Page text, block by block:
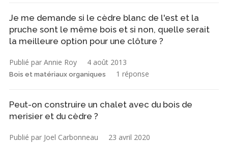
Je me demande si le cèdre blanc de l'est et la
pruche sont le même bois et si non, quelle serait
la meilleure option pour une clôture ?
Publié par Annie Roy 4 août 2013
Bois et matériaux organiques 1 réponse
Peut-on construire un chalet avec du bois de
merisier et du cèdre ?
Publié par Joel Carbonneau 23 avril 2020